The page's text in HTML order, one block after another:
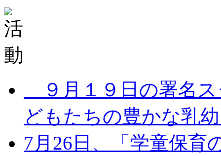
９月１９日の署名ス
どもたちの豊かな乳
7月26日、「学童保育